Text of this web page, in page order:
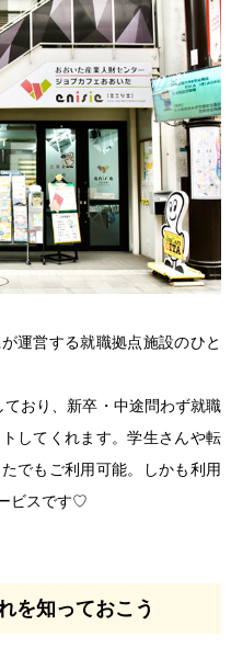
運営する就職拠点施設のひと
おり、新卒・中途問わず就職
してくれます。学生さんや転
でもご利用可能。しかも利用
ビスです♡
を知っておこう